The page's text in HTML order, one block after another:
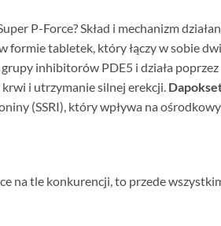
P-Force? Skład i mechanizm
formie tabletek, który łączy w sobie
inhibitorów PDE5 i działa
i utrzymanie silnej erekcji.
(SSRI), który wpływa na ośrodkowy
na tle konkurencji, to przede